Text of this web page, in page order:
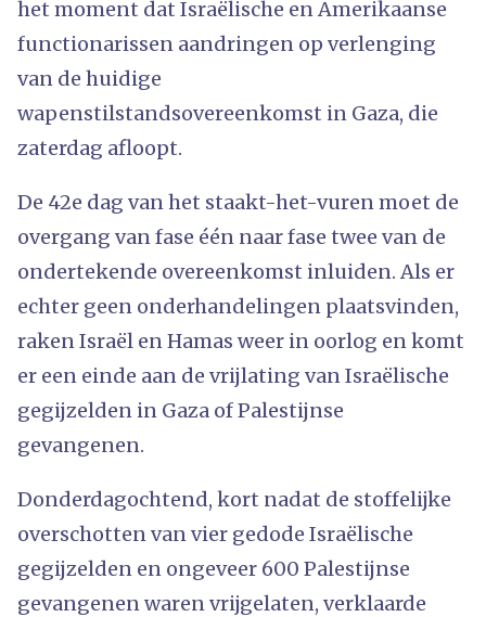
het moment dat Israëlische en Amerikaanse
functionarissen aandringen op verlenging
van de huidige
wapenstilstandsovereenkomst in Gaza, die
zaterdag afloopt.
De 42e dag van het staakt-het-vuren moet de
overgang van fase één naar fase twee van de
ondertekende overeenkomst inluiden. Als er
echter geen onderhandelingen plaatsvinden,
raken Israël en Hamas weer in oorlog en komt
er een einde aan de vrijlating van Israëlische
gegijzelden in Gaza of Palestijnse
gevangenen.
Donderdagochtend, kort nadat de stoffelijke
overschotten van vier gedode Israëlische
gegijzelden en ongeveer 600 Palestijnse
gevangenen waren vrijgelaten, verklaarde